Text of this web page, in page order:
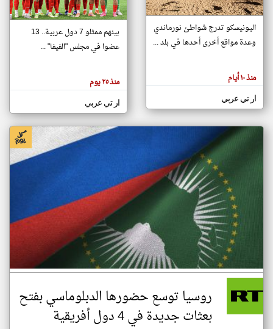
تغيير الدولة
اخبار جزر القمر على مدار الساعة
أهم اخبار جزر القمر العاجلة والمباشرة
هنا عن
وجهة
كاتبيها.
اليونيسكو تدرج شواطئ نورماندي
وعدة مواقع أخرى أحدها في بلد ...
منذ ١٠ أيام
ار تي عربي
بينهم ممثلو 7 دول عربية.. 13
عضوا في مجلس "الفيفا" ...
منذ ٢٥ يوم
ار تي عربي
روسيا توسع حضورها الدبلوماسي بفتح
بعثات جديدة في 4 دول أفريقية
klyoum.com